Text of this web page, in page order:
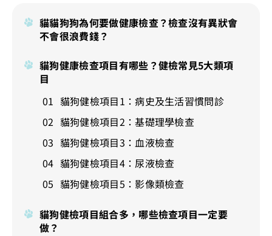
貓貓狗狗為何要做健康檢查？檢查沒有異狀會
不會很浪費錢？
貓狗健康檢查項目有哪些？健檢常見5大類項
目
貓狗健檢項目1：病史及生活習慣問診
貓狗健檢項目2：基礎理學檢查
貓狗健檢項目3：血液檢查
貓狗健檢項目4：尿液檢查
貓狗健檢項目5：影像類檢查
貓狗健檢項目組合多，哪些檢查項目一定要
做？